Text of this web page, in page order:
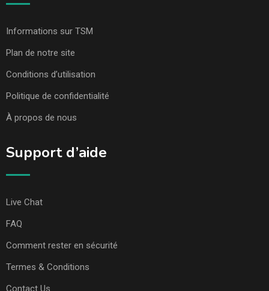
Informations sur TSM
Plan de notre site
Conditions d’utilisation
Politique de confidentialité
À propos de nous
Support d’aide
Live Chat
FAQ
Comment rester en sécurité
Termes & Conditions
Contact Us